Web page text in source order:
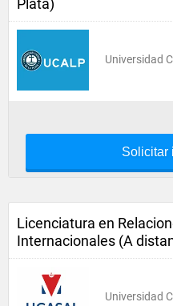
Plata)
Universidad
Solicitar
Licenciatura en
Internacionales (A
Universidad